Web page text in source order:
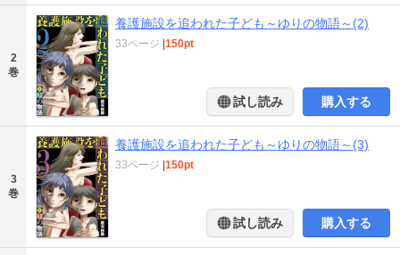
2
巻
養護施設を追われた子ども～ゆりの物語～(2)
33ページ 150pt
試し読み 購入する
3
巻
養護施設を追われた子ども～ゆりの物語～(3)
33ページ 150pt
試し読み 購入する